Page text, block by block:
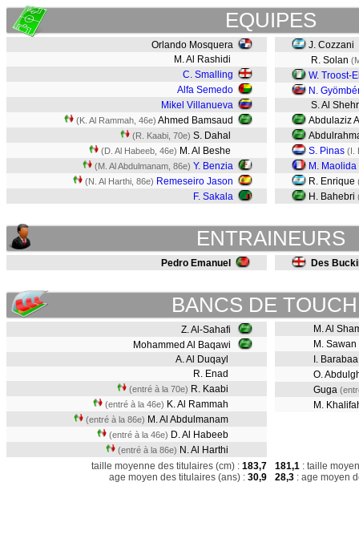
EQUIPES
Orlando Mosquera
M. Al Rashidi
C. Smalling
Alfa Semedo
Mikel Villanueva
(K. Al Rammah, 46e) Ahmed Bamsaud
(R. Kaabi, 70e) S. Dahal
(D. Al Habeeb, 46e) M. Al Beshe
(M. Al Abdulmanam, 86e) Y. Benzia
(N. Al Harthi, 86e) Remeseiro Jason
F. Sakala
J. Cozzani
R. Solan
W. Troost-
N.
S. Al
Abdulaziz
S. Pinas (I.
M. Maolida
R. Enrique
H. Bahebri
ENTRAINEURS
Pedro Emanuel Des
BANCS DE
Z. Al-Sahafi
Mohammed Al Baqawi
A. Al Duqayl
R. Enad
(entré à la 70e) R. Kaabi
(entré à la 46e) K. Al Rammah
(entré à la 86e) M. Al Abdulmanam
(entré à la 46e) D. Al Habeeb
(entré à la 86e) N. Al Harthi
M. Al
M. Sawan
I.
O.
Guga
M.
taille moyenne des titulaires (cm) : 183,7
age moyen des titulaires (ans) : 30,9
181,1 : taille
28,3 : age moyen